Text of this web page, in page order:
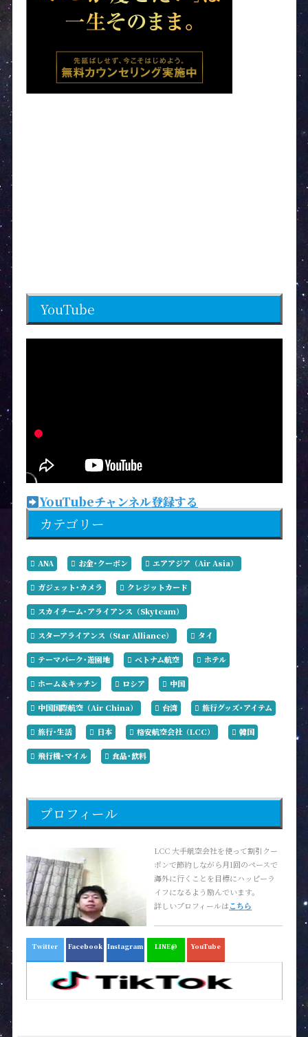
YouTube
YouTubeチャンネル登録する
カテゴリー
ANA お金･クーポン エアアジア（Air Asia）
ガジェット･カメラ クレジットカード
スカイチーム･アライアンス（Skyteam）
スターアライアンス（Star Alliance） タイ
テーマパーク･遊園地 ベトナム航空 ホテル
ホーム＆キッチン ロシア 中国
中国国際航空（Air China） 台湾 旅行グッズ･アイテム
旅行･生活 日本 格安航空会社（LCC） 韓国
飛行機･マイル 食品･飲料
プロフィール
LCC 大手航空会社を使って割引クー
ポンで節約しながら月1回のペースで
海外に行くことを目標にハッピーラ
イフになるよう励んでいます。
詳しいプロフィールはこちら
Twitter Facebook Instagram LINE@ YouTube